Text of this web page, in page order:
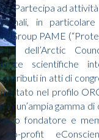
Partecipa ad
in
Group PAME
dell’Arctic
scientifiche
in atti di
nel profilo
un’ampia gamma di
fondatore e
no-profit